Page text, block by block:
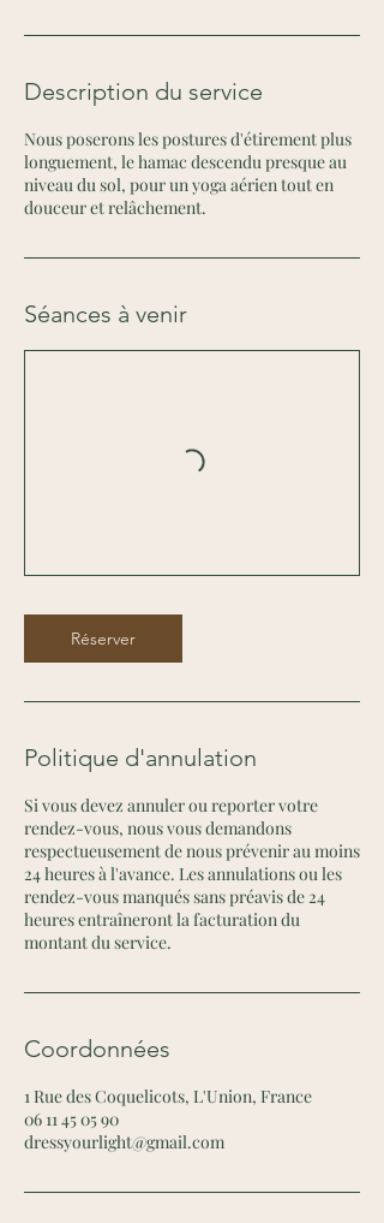
Description du service
Nous poserons les postures d'étirement plus
longuement, le hamac descendu presque au
niveau du sol, pour un yoga aérien tout en
douceur et relâchement.
Séances à venir
Réserver
Politique d'annulation
Si vous devez annuler ou reporter votre
rendez-vous, nous vous demandons
respectueusement de nous prévenir au moins
24 heures à l'avance. Les annulations ou les
rendez-vous manqués sans préavis de 24
heures entraîneront la facturation du
montant du service.
Coordonnées
1 Rue des Coquelicots, L'Union, France
06 11 45 05 90
dressyourlight@gmail.com